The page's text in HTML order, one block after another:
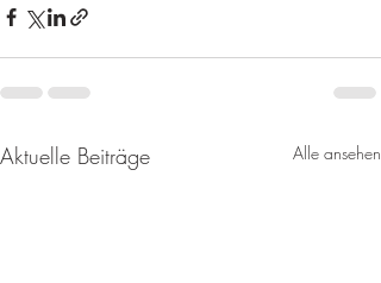
Aktuelle Beiträge Alle ansehen